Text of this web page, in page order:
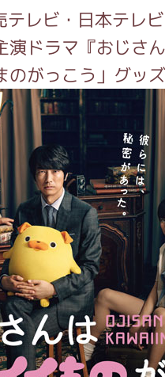
レビ・日本テレ
演ドラマ『おじさ
のがっこう」グッ
ォメーション
メーション
コンサート
テンツ(クイズ・
ズ！